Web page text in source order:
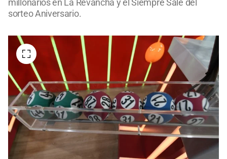
millonarios en La Revancha y el Siempre Sale del
sorteo Aniversario.